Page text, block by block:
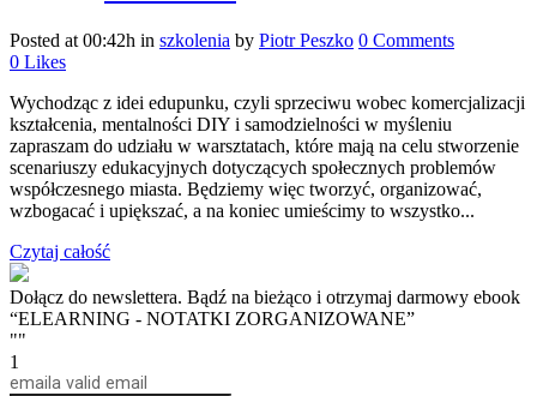
Posted at 00:42h in szkolenia by Piotr Peszko 0 Comments
0 Likes
Wychodząc z idei edupunku, czyli sprzeciwu wobec komercjalizacji
kształcenia, mentalności DIY i samodzielności w myśleniu
zapraszam do udziału w warsztatach, które mają na celu stworzenie
scenariuszy edukacyjnych dotyczących społecznych problemów
współczesnego miasta. Będziemy więc tworzyć, organizować,
wzbogacać i upiększać, a na koniec umieścimy to wszystko...
Czytaj całość
Dołącz do newslettera. Bądź na bieżąco i otrzymaj darmowy ebook
“ELEARNING - NOTATKI ZORGANIZOWANE”
""
1
email a valid email